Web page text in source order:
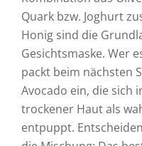
Quark bzw. Joghurt
Honig sind die
Gesichtsmaske. Wer
packt beim nächsten
Avocado ein, die sich
trockener Haut als
entpuppt.